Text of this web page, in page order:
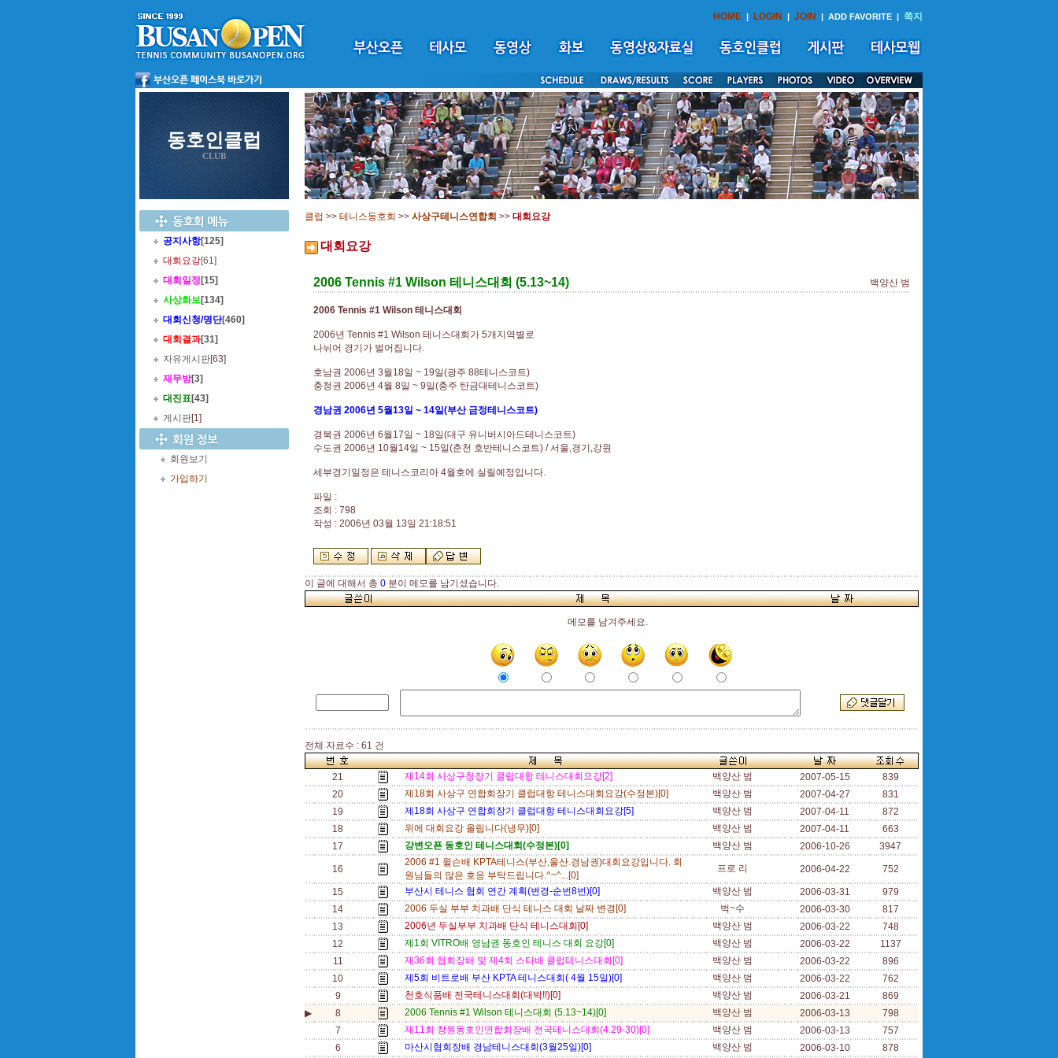
HOME | LOGIN | JOIN | ADD FAVORITE | 쪽지
동호인클럽
CLUB
공지사항[125]
대회요강[61]
대회일정 [15]
사상화보[134]
대회신청/명단[460]
대회결과[31]
자유게시판[63]
재무방[3]
대진표[43]
게시판[1]
회원보기
가입하기
클럽 >> 테니스동호회 >> 사상구테니스연합회 >> 대회요강
대회요강
2006 Tennis #1 Wilson 테니스대회 (5.13~14) 백양산 범
2006 Tennis #1 Wilson 테니스대회
2006년 Tennis #1 Wilson 테니스대회가 5개지역별로
나뉘어 경기가 벌어집니다.
호남권 2006년 3월18일 ~ 19일(광주 88테니스코트)
충청권 2006년 4월 8일 ~ 9일(충주 탄금대테니스코트)
경남권 2006년 5월13일 ~ 14일(부산 금정테니스코트)
경북권 2006년 6월17일 ~ 18일(대구 유니버시아드테니스코트)
수도권 2006년 10월14일 ~ 15일(춘천 호반테니스코트) / 서울,경기,강원
세부경기일정은 테니스코리아 4월호에 실릴예정입니다.
파일 :
조회 : 798
작성 : 2006년 03월 13일 21:18:51
이 글에 대해서 총 0 분이 메모를 남기셨습니다.
메모를 남겨주세요.
전체 자료수 : 61 건
21 제14회 사상구청장기 클럽대항 테니스대회요강[2] 백양산 범 2007-05-15
839
20
제18회 사상구 연합회장기 클럽대항 테니스대회요강(수정본)[0] 백양산 범 2007-04-27
831
19
제18회 사상구 연합회장기 클럽대항 테니스대회요강[5] 백양산 범 2007-04-11
872
18
위에 대회요강 올립니다(냉무)[0] 백양산 범 2007-04-11
663
17
강변오픈 동호인 테니스대회(수정본)[0] 백양산 범 2006-10-26 3947
16
2006 #1 윌슨배 KPTA테니스(부산,울산.경남권)대회요강입니다. 회
원님들의 많은 호응 부탁드립니다.^~^...[0]
프로 리 2006-04-22 752
15 부산시 테니스 협회 연간 계획(변경-순번8번)[0] 백양산 범 2006-03-31
979
14
2006 두실 부부 치과배 단식 테니스 대회 날짜 변경[0] 벅~수 2006-03-30
817
13
2006년 두실부부 치과배 단식 테니스대회[0] 백양산 범 2006-03-22
748
12
제1회 VITRO배 영남권 동호인 테니스 대회 요강[0] 백양산 범 2006-03-22
1137
11
제36회 협회장배 및 제4회 스타배 클럽테니스대회[0] 백양산 범 2006-03-22
896
10
제5회 비트로배 부산 KPTA 테니스대회( 4월 15일)[0] 백양산 범 2006-03-22
762
9
천호식품배 전국테니스대회(대박!!)[0] 백양산 범 2006-03-21
869
▶
8 2006 Tennis #1 Wilson 테니스대회 (5.13~14)[0] 백양산 범 2006-03-13
798
7
제11회 창원동호인연합회장배 전국테니스대회(4.29-30)[0] 백양산 범 2006-03-13
757
6
마산시협회장배 경남테니스대회(3월25일)[0] 백양산 범 2006-03-10 878